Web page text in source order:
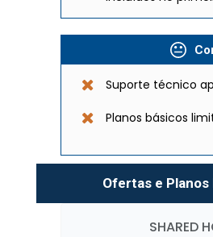
Suporte técnico
Planos básicos
Ofertas e
SHARED